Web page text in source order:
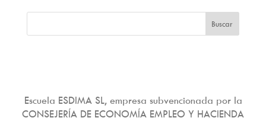
Escuela ESDIMA SL, empresa subvencionada por la
CONSEJERÍA DE ECONOMÍA EMPLEO Y HACIENDA